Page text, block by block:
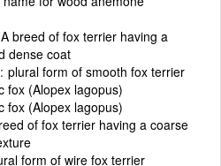
A breed of fox terrier having a
dense coat
plural form of smooth fox terrier
fox (Alopex lagopus)
fox (Alopex lagopus)
of fox terrier having a coarse
form of wire fox terrier